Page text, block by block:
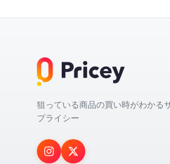
狙っている商品の買い時がわかる
プライシー